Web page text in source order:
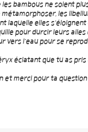
bambous ne soient
les
laquelle elles s'éloignent
pour durcir leurs ailes
vers l'eau pour se
éclatant que tu as
et merci pour ta question